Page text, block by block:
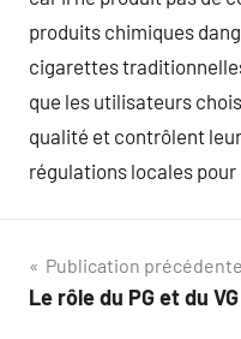
produits chimiques
cigarettes
que les utilisateurs
qualité et contrôlent
régulations locales
Navigation
de
Publication précédente
Le rôle du PG et du